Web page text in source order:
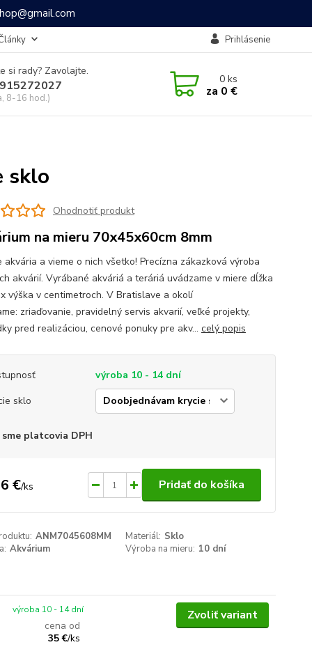
Prihlásenie
si rady? Zavolajte.
8-16 hod.)
0ks
za 0 €
sklo
Ohodnotiť produkt
na mieru 70x45x60cm 8mm
akvária a vieme o nich všetko! Precízna zákazková výroba
akvárií. Vyrábané akváriá a teráriá uvádzame v miere dĺžka
výška v centimetroch. V Bratislave a okolí
zriaďovanie, pravidelný servis akvarií, veľké projekty,
pred realizáciou, cenové ponuky pre akv... celý popis
výroba 10 - 14 dní
sklo
sme platcovia DPH
€/ks Pridať do košíka
ANM7045608MM Materiál: Sklo
Akvárium Výroba na mieru: 10 dní
cena od
35 €/ks
výroba 10 - 14 dní Zvoliť variant